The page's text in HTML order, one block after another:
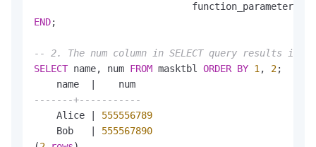
                            function_parameters
END;
-- 2. The num column in SELECT query results is
SELECT name, num FROM masktbl ORDER BY 1 , 2;
    name
-------+-----------
    Alice
555556789
    Bob
555567890